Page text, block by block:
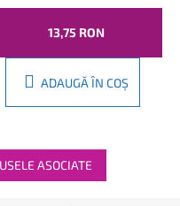
13,75 RON
ADAUGĂ ÎN COŞ
ASOCIATE